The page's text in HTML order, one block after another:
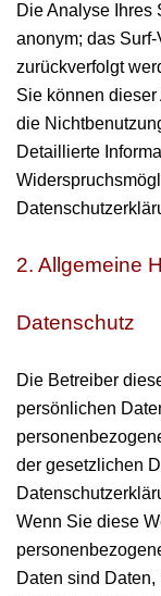
Die Analyse Ihres
anonym; das
zurückverfolgt
Sie können
die
Detaillierte
2. Allgemeine
Datenschutz
Die Betreiber
persönlichen
der gesetzlichen
Wenn Sie diese
Daten sind